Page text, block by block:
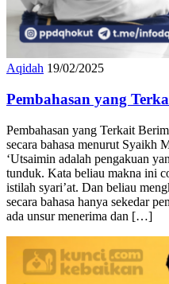
secara bahasa menurut Syaikh
‘Utsaimin adalah pengakuan
tunduk. Kata beliau makna ini
istilah syari’at. Dan beliau
secara bahasa hanya sekedar
ada unsur menerima dan […]